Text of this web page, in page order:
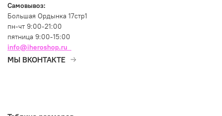
Самовывоз:
Большая Ордынка 17стр1
пн-чт 9:00-21:00
пятница 9:00-15:00
info@iheroshop.ru
МЫ ВКОНТАКТЕ